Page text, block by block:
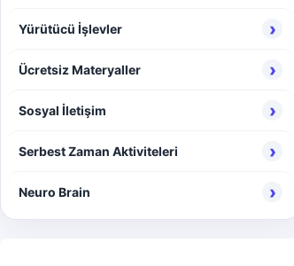
Yürütücü İşlevler ›
Ücretsiz Materyaller ›
Sosyal İletişim ›
Serbest Zaman Aktiviteleri ›
Neuro Brain ›